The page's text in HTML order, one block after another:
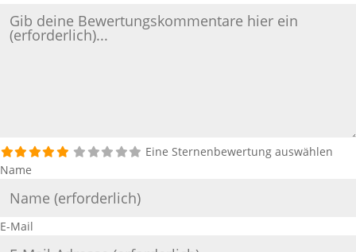
Eine Sternenbewertung auswählen
Name
E-Mail